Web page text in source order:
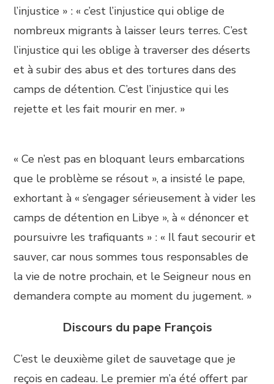
l’injustice » : « c’est l’injustice qui oblige de
nombreux migrants à laisser leurs terres. C’est
l’injustice qui les oblige à traverser des déserts
et à subir des abus et des tortures dans des
camps de détention. C’est l’injustice qui les
rejette et les fait mourir en mer. »
« Ce n’est pas en bloquant leurs embarcations
que le problème se résout », a insisté le pape,
exhortant à « s’engager sérieusement à vider les
camps de détention en Libye », à « dénoncer et
poursuivre les trafiquants » : « Il faut secourir et
sauver, car nous sommes tous responsables de
la vie de notre prochain, et le Seigneur nous en
demandera compte au moment du jugement. »
Discours du pape François
C’est le deuxième gilet de sauvetage que je
reçois en cadeau. Le premier m’a été offert par